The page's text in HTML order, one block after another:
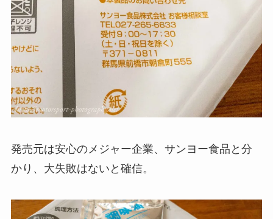
発売元は安心のメジャー企業、サンヨー食品と分
かり、大失敗はないと確信。